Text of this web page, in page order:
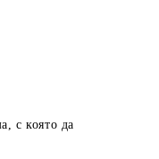
с която да